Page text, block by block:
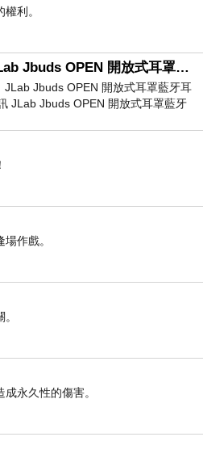
利。
開箱｜JLab Jbuds OPEN 開放式耳罩藍牙耳機 - 設計美學，輕巧、透氣、環境音全物理達成！
JLab Jbuds OPEN 開放式耳罩藍牙耳
JLab Jbuds OPEN 開放式耳罩藍牙
常有特色，值得喜愛美型工
作戲。
永久性的傷害。